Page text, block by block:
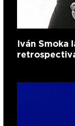
Iván Smoka